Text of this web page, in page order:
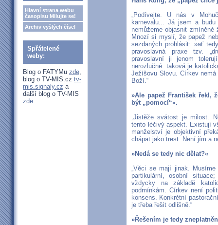
Hlavní strana webu
časopisu Milujte se!
Archiv vyšlých čísel
Spřátelené
weby:
Blog o FATYMu zde,
blog o TV-MIS.cz tv-
mis.signaly.cz a
další blog o TV-MIS
zde.
„Podívejte. U nás v
karnevalu... Já jsem a
nemůžeme objasnit
Mnozí si myslí, že papež
sezdaných prohlásit: »ať
pravoslavná praxe tzv.
pravoslavní ji jenom
nerozlučné: taková je
Ježíšovu Slovu. Církev
Boží.“
»Ale papež František řekl,
být „pomocí“«.
„Jistěže svátost je milost.
tento léčivý aspekt. Existují
manželství je objektivní
chápat jako trest. Není jím a
»Nedá se tedy nic dělat?«
„Věci se mají jinak.
partikulární, osobní
vždycky na základě
podmínkám. Církev není
konsens. Konkrétní
je třeba řešit odlišně.“
»Řešením je tedy